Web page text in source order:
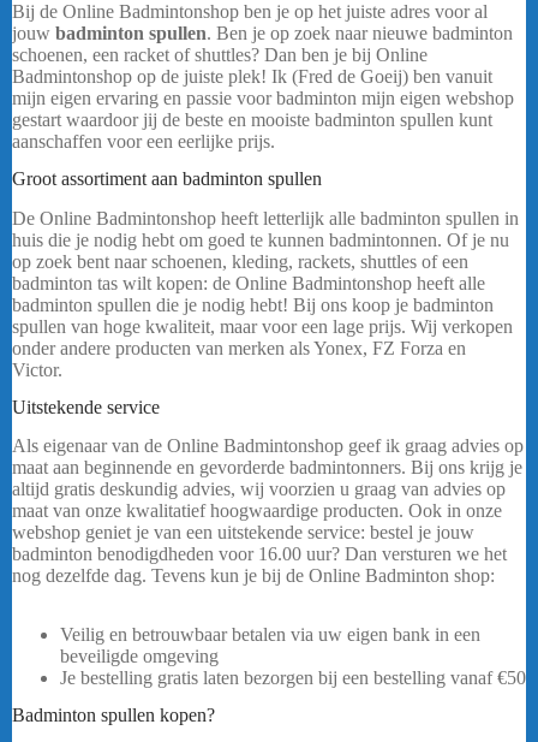
Bij de Online Badmintonshop ben je op het juiste adres voor al
jouw badminton spullen. Ben je op zoek naar nieuwe badminton
schoenen, een racket of shuttles? Dan ben je bij Online
Badmintonshop op de juiste plek! Ik (Fred de Goeij) ben vanuit
mijn eigen ervaring en passie voor badminton mijn eigen webshop
gestart waardoor jij de beste en mooiste badminton spullen kunt
aanschaffen voor een eerlijke prijs.
Groot assortiment aan badminton spullen
De Online Badmintonshop heeft letterlijk alle badminton spullen in
huis die je nodig hebt om goed te kunnen badmintonnen. Of je nu
op zoek bent naar schoenen, kleding, rackets, shuttles of een
badminton tas wilt kopen: de Online Badmintonshop heeft alle
badminton spullen die je nodig hebt! Bij ons koop je badminton
spullen van hoge kwaliteit, maar voor een lage prijs. Wij verkopen
onder andere producten van merken als Yonex, FZ Forza en
Victor.
Uitstekende service
Als eigenaar van de Online Badmintonshop geef ik graag advies op
maat aan beginnende en gevorderde badmintonners. Bij ons krijg je
altijd gratis deskundig advies, wij voorzien u graag van advies op
maat van onze kwalitatief hoogwaardige producten. Ook in onze
webshop geniet je van een uitstekende service: bestel je jouw
badminton benodigdheden voor 16.00 uur? Dan versturen we het
nog dezelfde dag. Tevens kun je bij de Online Badminton shop:
Veilig en betrouwbaar betalen via uw eigen bank in een
beveiligde omgeving
Je bestelling gratis laten bezorgen bij een bestelling vanaf €50
Badminton spullen kopen?